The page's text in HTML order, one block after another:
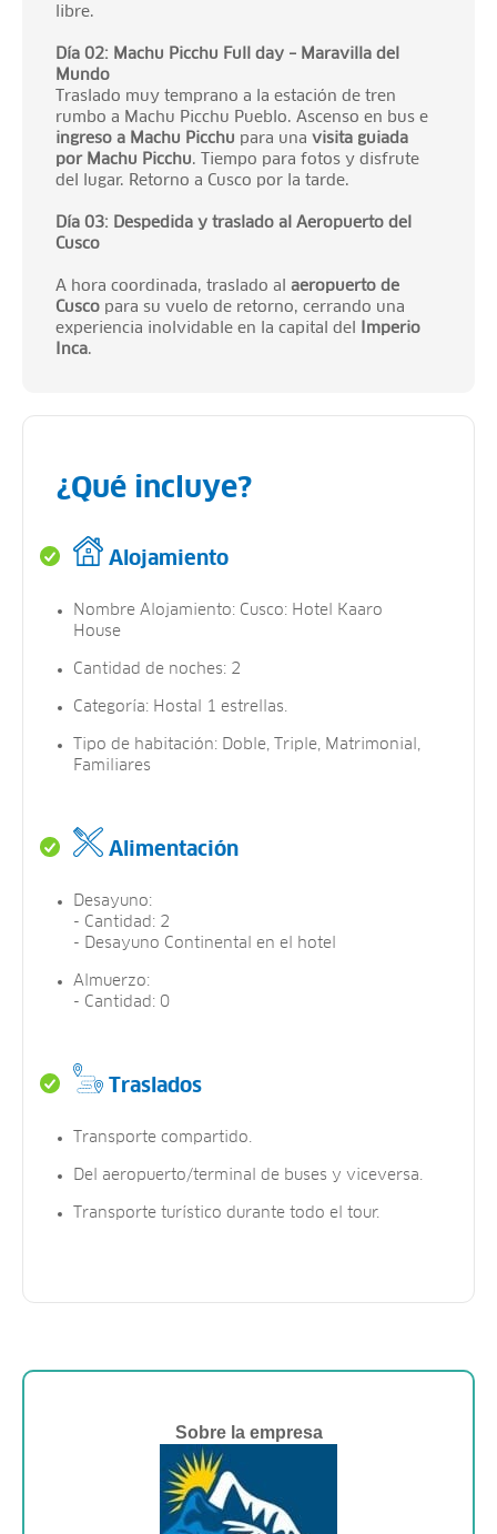
libre.
Día 02: Machu Picchu Full day – Maravilla del
Mundo
Traslado muy temprano a la estación de tren
rumbo a Machu Picchu Pueblo. Ascenso en bus e
ingreso a Machu Picchu para una visita guiada
por Machu Picchu. Tiempo para fotos y disfrute
del lugar. Retorno a Cusco por la tarde.
Día 03: Despedida y traslado al Aeropuerto del
Cusco
A hora coordinada, traslado al aeropuerto de
Cusco para su vuelo de retorno, cerrando una
experiencia inolvidable en la capital del
Imperio
Inca.
¿Qué incluye?
Alojamiento
Nombre Alojamiento: Cusco: Hotel Kaaro
House
Cantidad de noches: 2
Categoría: Hostal 1 estrellas.
Tipo de habitación: Doble, Triple, Matrimonial,
Familiares
Alimentación
Desayuno:
- Cantidad: 2
- Desayuno Continental en el hotel
Almuerzo:
- Cantidad: 0
Traslados
Transporte compartido.
Del aeropuerto/terminal de buses y viceversa.
Transporte turístico durante todo el tour.
Sobre la empresa